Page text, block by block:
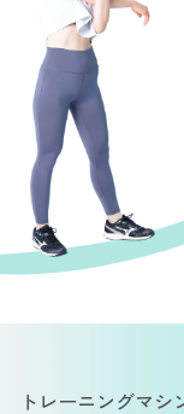
トレーニングマシ